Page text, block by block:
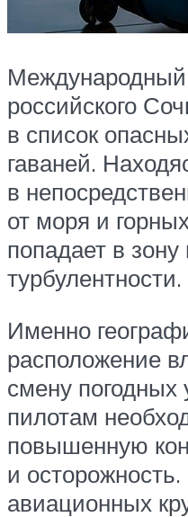
Международный
российского
в список
гаваней.
в
от моря и
попадает в
турбулентности.
Именно
расположение
смену погодных
пилотам
повышенную
и
авиационных